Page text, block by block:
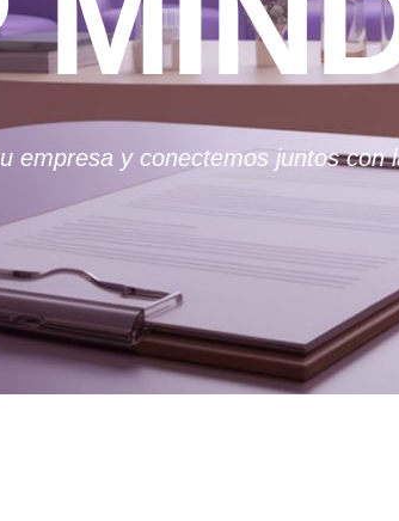
empresa y conectemos juntos con